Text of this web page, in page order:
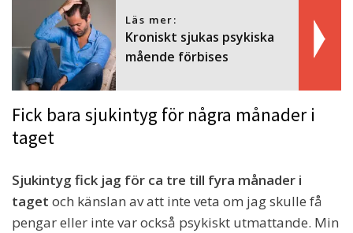
Läs mer:
Kroniskt sjukas psykiska
mående förbises
Fick bara sjukintyg för några månader i
taget
Sjukintyg fick jag för ca tre till fyra månader i
taget och känslan av att inte veta om jag skulle få
pengar eller inte var också psykiskt utmattande. Min